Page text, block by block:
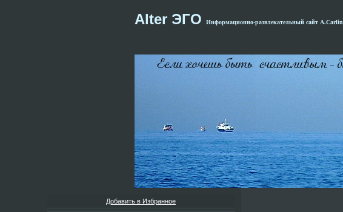
Alter ЭГО Информационно-развлекательный сайт А.Carlin
Добавить в Избранное